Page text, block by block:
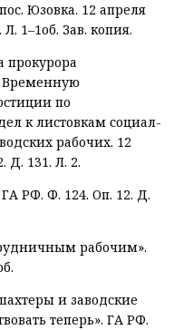
Юзовка. 12 апреля
1–1об. Зав. копия.
прокурора
Временную
по
к листовкам социал-
рабочих. 12
Д. 131. Л. 2.
ГА РФ. Ф. 124. Оп. 12. Д.
рабочим».
и заводские
теперь». ГА РФ.